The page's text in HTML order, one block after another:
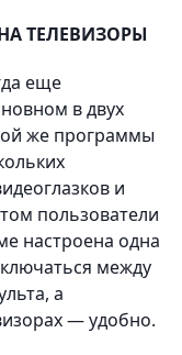
ТЕЛЕВИЗОРЫ
еще
в двух
же программы
и
пользователи
настроена одна
между
а
— удобно.